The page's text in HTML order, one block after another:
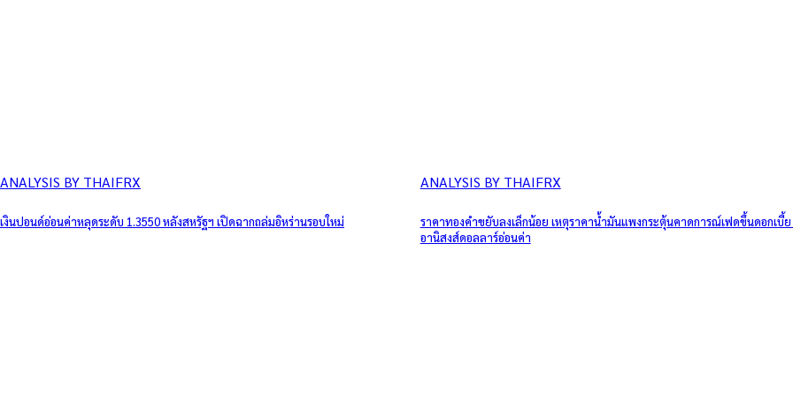
ANALYSIS BY THAIFRX
เงินปอนด์อ่อนค่าหลุดระดับ 1.3550 หลังสหรัฐฯ เปิดฉากถล่มอิหร่านรอบใหม่
ANALYSIS BY THAIFRX
ราคาทองคำขยับลงเล็กน้อย เหตุราคาน้ำมันแพงกระตุ้นคาดการณ์เฟดขึ้นดอกเบี้
อานิสงส์ดอลลาร์อ่อนค่า